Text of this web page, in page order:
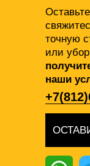
точную
или
наши